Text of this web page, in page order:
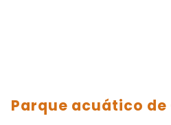
Parque acuático de